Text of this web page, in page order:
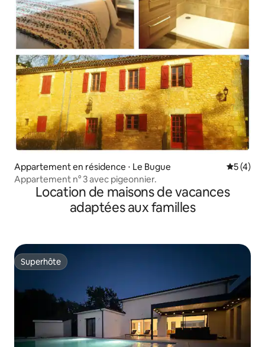
Appartement en résidence ⋅ Le Bugue
5 (4)
Appartement n° 3 avec pigeonnier.
Location de maisons de vacances
adaptées aux familles
Superhôte
Superhôte